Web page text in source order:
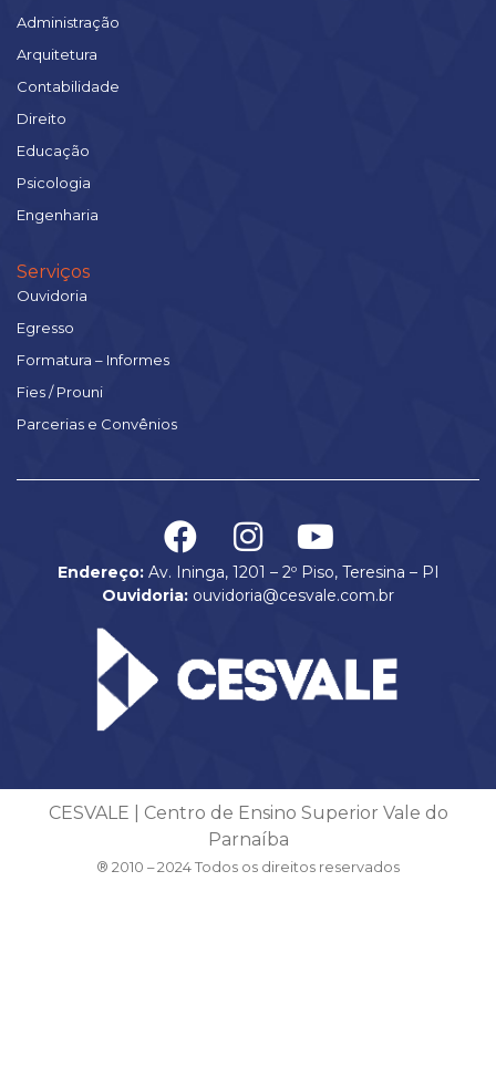
Administração
Arquitetura
Contabilidade
Direito
Educação
Psicologia
Engenharia
Serviços
Ouvidoria
Egresso
Formatura – Informes
Fies / Prouni
Parcerias e Convênios
Endereço:Av. Ininga, 1201 – 2º Piso, Teresina – PI
Ouvidoria: ouvidoria@cesvale.com.br
CESVALE | Centro de Ensino Superior Vale do
Parnaíba
® 2010 – 2024 Todos os direitos reservados